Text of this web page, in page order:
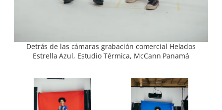
Detrás de las cámaras grabación comercial Helados
Estrella Azul, Estudio Térmica, McCann Panamá